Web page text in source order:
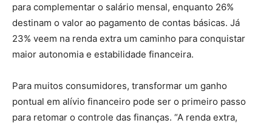
para complementar o salário mensal, enquanto 26%
destinam o valor ao pagamento de contas básicas. Já
23% veem na renda extra um caminho para conquistar
maior autonomia e estabilidade financeira.
Para muitos consumidores, transformar um ganho
pontual em alívio financeiro pode ser o primeiro passo
para retomar o controle das finanças. “A renda extra,